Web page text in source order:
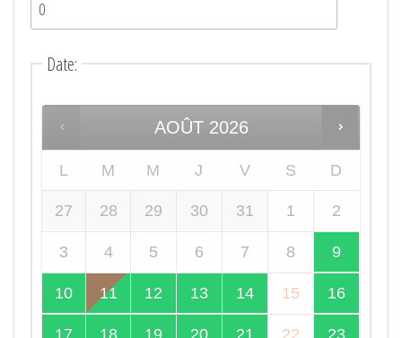
Date:
AOÛT 2026
L M M J V S D
27 28 29 30 31 1 2
3 4 5 6 7 8 9
10 11 12 13 14 15 16
17 18 19 20 21 22 23